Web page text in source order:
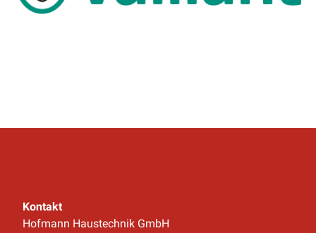
Kontakt
Hofmann Haustechnik GmbH